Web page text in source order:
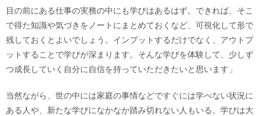
目の前にある仕事の実務の中にも学びはあるはず。できれば、そこ
で得た知識や気づきをノートにまとめておくなど、可視化して形で
残しておくとよいでしょう。インプットするだけでなく、アウトプ
ットすることで学びが深まります。そんな学びを体験して、少しず
つ成長していく自分に自信を持っていただきたいと思います」
当然ながら、世の中には家庭の事情などですぐには学べない状況に
ある人や、新たな学びになかなか踏み切れない人もいる。学びは大